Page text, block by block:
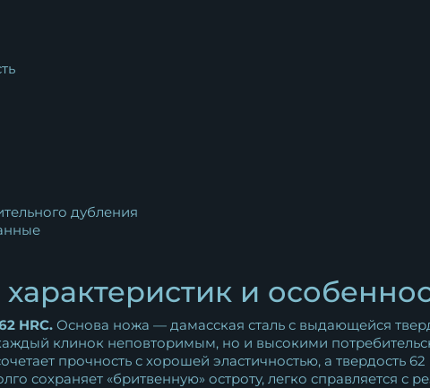
дубления
и
HRC. Основа ножа — дамасская сталь с выдающейся
клинок неповторимым, но и высокими
прочность с хорошей эластичностью, а твердость
сохраняет «бритвенную» остроту, легко справляется с